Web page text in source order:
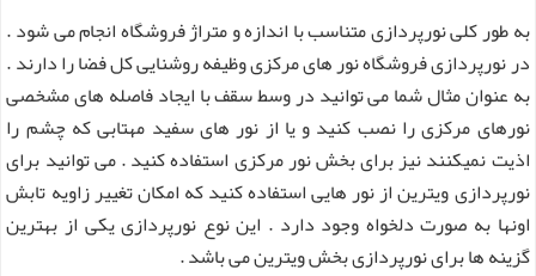
به طور کلی نورپردازی متناسب با اندازه و متراژ فروشگاه انجام می شود .
در نورپردازی فروشگاه نور های مرکزی وظیفه روشنایی کل فضا را دارند .
به عنوان مثال شما می توانید در وسط سقف با ایجاد فاصله های مشخصی
نورهای مرکزی را نصب کنید و یا از نور های سفید مهتابی که چشم را
اذیت نمیکنند نیز برای بخش نور مرکزی استفاده کنید . می توانید برای
نورپردازی ویترین از نور هایی استفاده کنید که امکان تغییر زاویه تابش
اونها به صورت دلخواه وجود دارد . این نوع نورپردازی یکی از بهترین
گزینه ها برای نورپردازی بخش ویترین می باشد .